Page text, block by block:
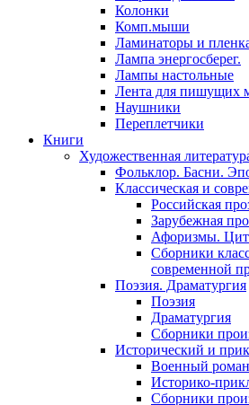
Колонки
Комп.мыши
Ламинаторы и
Лампа энергосберег.
Лампы настольные
Лента для пишущих
Наушники
Переплетчики
Книги
Художественная
Фольклор. Басни.
Классическая и
Российская
Зарубежная
Афоризмы.
Сборники
современной
Поэзия. Драматургия
Поэзия
Драматургия
Сборники
Исторический и
Военный роман
Историко-
Сборники